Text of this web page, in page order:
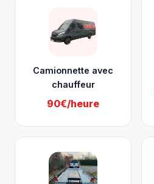
Camionnette avec
chauffeur
90€/heure